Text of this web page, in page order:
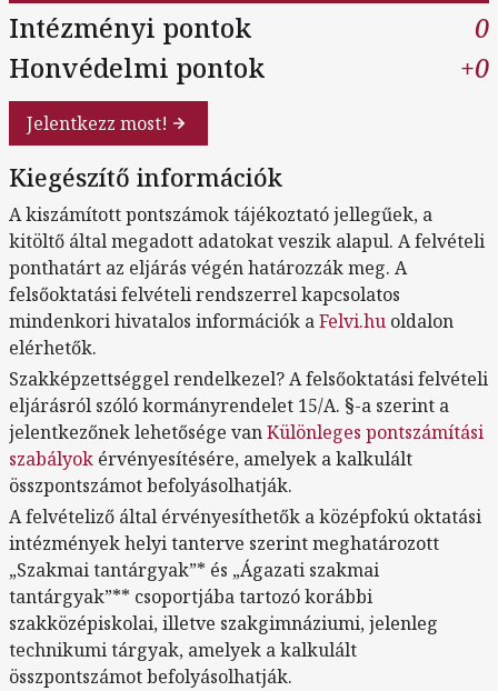
Intézményi pontok
0
Honvédelmi pontok
+0
Jelentkezz most!
Kiegészítő információk
A kiszámított pontszámok tájékoztató jellegűek, a
kitöltő által megadott adatokat veszik alapul. A felvételi
ponthatárt az eljárás végén határozzák meg. A
felsőoktatási felvételi rendszerrel kapcsolatos
mindenkori hivatalos információk aFelvi.hu oldalon
elérhetők.
Szakképzettséggel rendelkezel? A felsőoktatási felvételi
eljárásról szóló kormányrendelet 15/A. §-a szerint a
jelentkezőnek lehetősége vanKülönleges pontszámítási
szabályok érvényesítésére, amelyek a kalkulált
összpontszámot befolyásolhatják.
A felvételiző által érvényesíthetők a középfokú oktatási
intézmények helyi tanterve szerint meghatározott
„Szakmai tantárgyak”* és „Ágazati szakmai
tantárgyak”** csoportjába tartozó korábbi
szakközépiskolai, illetve szakgimnáziumi, jelenleg
technikumi tárgyak, amelyek a kalkulált
összpontszámot befolyásolhatják.